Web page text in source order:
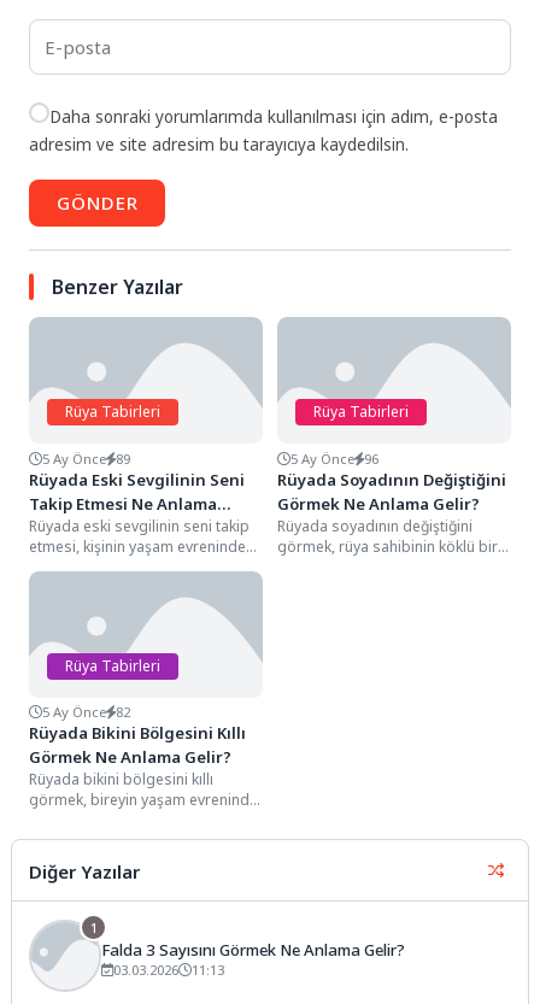
Daha sonraki yorumlarımda kullanılması için adım, e-posta
adresim ve site adresim bu tarayıcıya kaydedilsin.
GÖNDER
Benzer Yazılar
Rüya Tabirleri
5 Ay Önce 89
Rüyada Eski Sevgilinin Seni
Takip Etmesi Ne Anlama
Gelir?
Rüyada eski sevgilinin seni takip
etmesi, kişinin yaşam evreninde
sarsılmaz sandığı geçmişteki bir
Rüya Tabirleri
5 Ay Önce 96
Rüyada Soyadının Değiştiğini
Görmek Ne Anlama Gelir?
Rüyada soyadının değiştiğini
görmek, rüya sahibinin köklü bir
Rüya Tabirleri
5 Ay Önce 82
Rüyada Bikini Bölgesini Kıllı
Görmek Ne Anlama Gelir?
Rüyada bikini bölgesini kıllı
görmek, bireyin yaşam evreninde
birikmesini", "kontrol dışı
gelişen...
Diğer Yazılar
1
Falda 3 Sayısını Görmek Ne Anlama Gelir?
03.03.2026 11:13